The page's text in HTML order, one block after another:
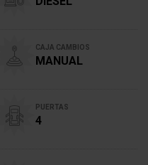
CAJA CAMBIOS
MANUAL
PUERTAS
4